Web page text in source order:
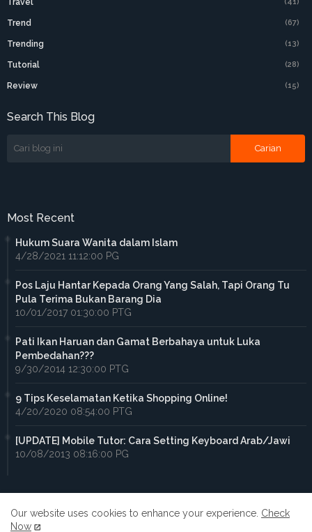
Travel
Trend (67)
Trending (13)
Tutorial (28)
Review (15)
Search This Blog
Most Recent
Hukum Suara Wanita dalam Islam
4/28/2021 11:12:00 PG
Pos Laju Hantar Kepada Orang Yang Salah, Tapi Orang Tu
Pula Terima Bukan Barang Dia
10/01/2017 01:30:00 PTG
Pati Ikan Haruan dan Gamat Berbahaya untuk Luka
Pembedahan???
9/30/2014 12:30:00 PTG
9 Tips Keselamatan Ketika Shopping Online!
4/20/2020 08:54:00 PTG
[UPDATE] Mobile Tutor: Cara Setting Keyboard Arab/Jawi
10/08/2013 08:16:00 PG
Our website uses cookies to enhance your experience. Check
Now